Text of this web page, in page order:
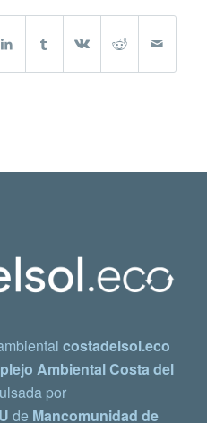
costadelsol.eco
Ambiental Costa del
por
de Mancomunidad de